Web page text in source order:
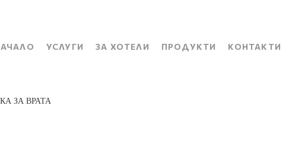
УСЛУГИ ЗА ХОТЕЛИ ПРОДУКТИ КОНТАКТИ
ЗА ВРАТА